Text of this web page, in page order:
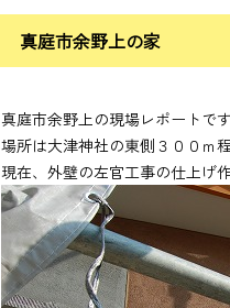
真庭市余野上の家
真庭市余野上の現場レポートです
場所は大津神社の東側３００ｍ
現在、外壁の左官工事の仕上げ